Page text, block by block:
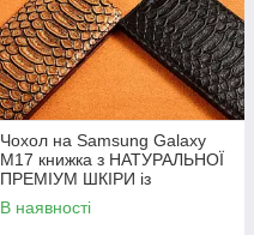
Чохол на Samsung Galaxy
M17 книжка з НАТУРАЛЬНОЇ
ПРЕМІУМ ШКІРИ із
підставкою протиударний
магнітний "PYTHON"
В наявності